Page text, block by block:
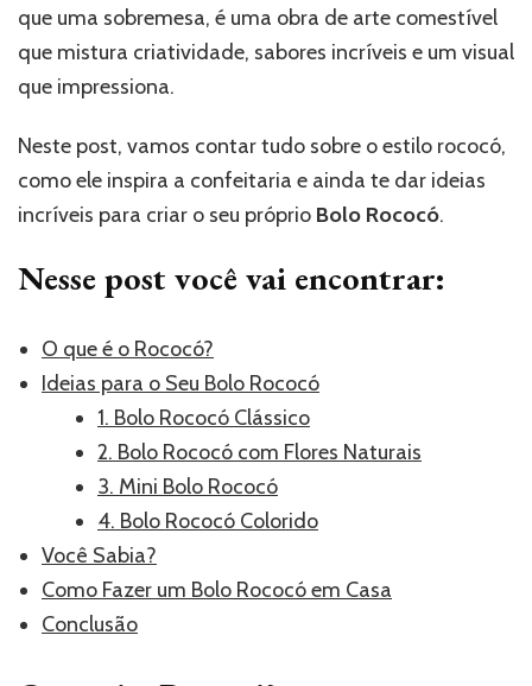
que uma sobremesa, é uma obra de arte comestível
que mistura criatividade, sabores incríveis e um visual
que impressiona.
Neste post, vamos contar tudo sobre o estilo rococó,
como ele inspira a confeitaria e ainda te dar ideias
incríveis para criar o seu próprio Bolo Rococó.
Nesse post você vai encontrar:
O que é o Rococó?
Ideias para o Seu Bolo Rococó
1. Bolo Rococó Clássico
2. Bolo Rococó com Flores Naturais
3. Mini Bolo Rococó
4. Bolo Rococó Colorido
Você Sabia?
Como Fazer um Bolo Rococó em Casa
Conclusão